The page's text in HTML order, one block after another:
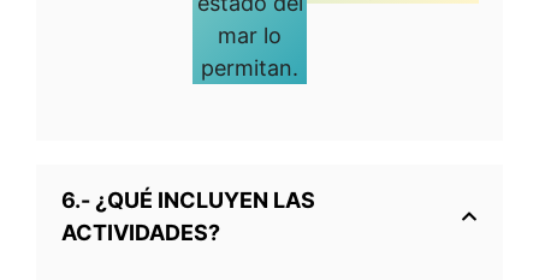
mar lo
permitan.
6.- ¿QUÉ INCLUYEN LAS
ACTIVIDADES?